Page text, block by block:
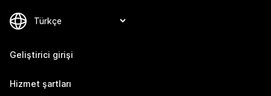
Geliştirici girişi
Hizmet şartları